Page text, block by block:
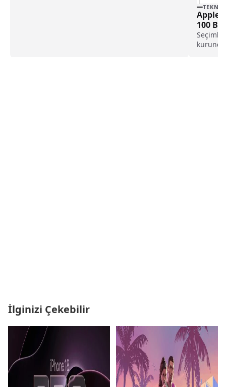
Apple
100
İlginizi Çekebilir